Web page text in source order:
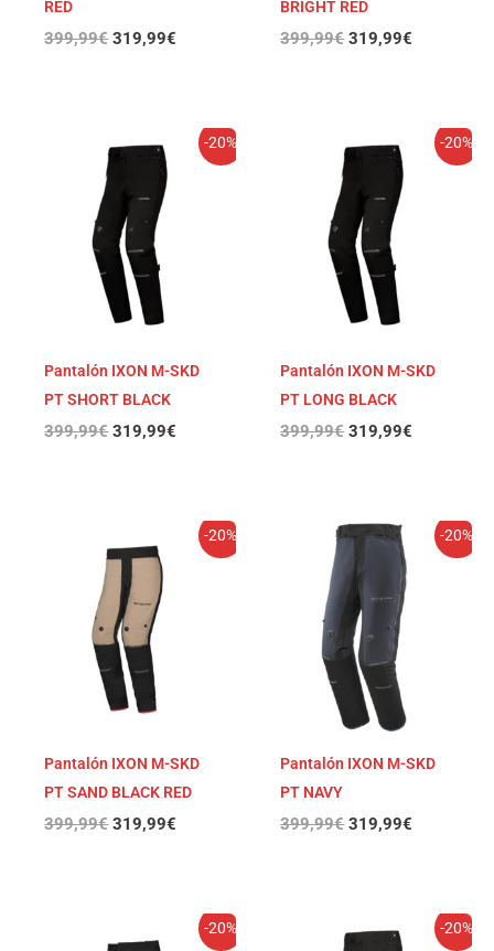
RED
399,99€ 319,99€
BRIGHT RED
399,99€ 319,99€
-20%
Pantalón IXON M-SKD
PT SHORT BLACK
399,99€
precio
original
era:
399,99€.
319,99€
precio
-20%
Pantalón IXON M-SKD
PT LONG BLACK
399,99€
precio
original
era:
399,99€.
319,99€
precio
-20%
Pantalón IXON M-SKD
PT SAND BLACK RED
399,99€
precio
original
era:
399,99€.
319,99€
precio
-20%
Pantalón IXON M-SKD
PT NAVY
399,99€
El
original
era:
399,99€.
319,99€
precio
-20%
precio
precio
-20%
precio
precio